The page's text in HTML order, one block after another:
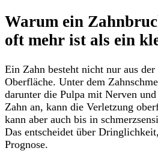
Warum ein
oft mehr ist als ein
Ein Zahn besteht nicht nur aus der
Oberfläche. Unter dem
darunter die Pulpa mit Nerven
Zahn an, kann die Verletzung
kann aber auch bis in
Das entscheidet über
Prognose.